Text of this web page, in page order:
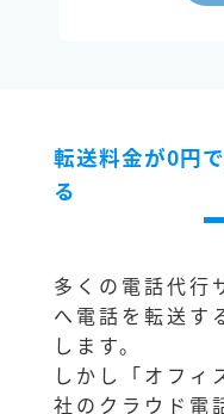
転送料金が0円
る
多くの電話代行
へ電話を転送す
します。
しかし「オフィ
社のクラウド電